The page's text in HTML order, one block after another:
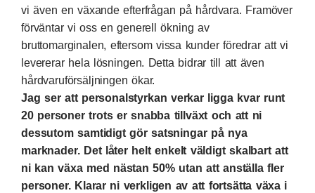
vi även en växande efterfrågan på hårdvara. Framöver
förväntar vi oss en generell ökning av
bruttomarginalen, eftersom vissa kunder föredrar att vi
levererar hela lösningen. Detta bidrar till att även
hårdvaruförsäljningen ökar.
Jag ser att personalstyrkan verkar ligga kvar runt
20 personer trots er snabba tillväxt och att ni
dessutom samtidigt gör satsningar på nya
marknader. Det låter helt enkelt väldigt skalbart att
ni kan växa med nästan 50% utan att anställa fler
personer. Klarar ni verkligen av att fortsätta växa i